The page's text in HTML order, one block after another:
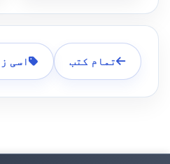
تمام کتب اسی